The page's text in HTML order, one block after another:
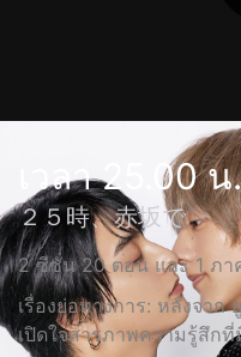
เวลา 25.00
２５時、赤坂で
2 ซีซั่น 20 ตอน และ 1 ภา
เรื่องย่อทางการ: หลังจา
เปิดใจสารภาพความรู้สึก